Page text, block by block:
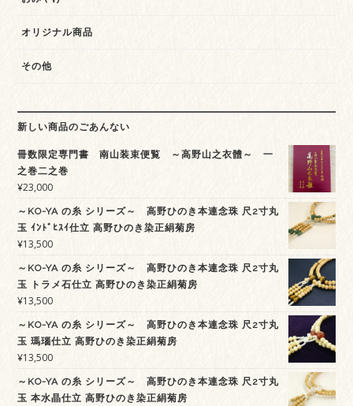
オリジナル商品
その他
新しい商品のごあんない
冊数限定専門書 南山装束便覧 ～高野山之衣體～ 一
之巻二之巻
¥23,000
～KO-YA の糸 シリーズ～ 高野ひのき本連念珠 尺2寸丸
玉 ｲﾝﾄﾞﾋｽｲ仕立 高野ひのき染正絹菊房
¥13,500
～KO-YA の糸 シリーズ～ 高野ひのき本連念珠 尺2寸丸
玉 トラメ石仕立 高野ひのき染正絹菊房
¥13,500
～KO-YA の糸 シリーズ～ 高野ひのき本連念珠 尺2寸丸
玉 瑪瑙仕立 高野ひのき染正絹菊房
¥13,500
～KO-YA の糸 シリーズ～ 高野ひのき本連念珠 尺2寸丸
玉 本水晶仕立 高野ひのき染正絹菊房